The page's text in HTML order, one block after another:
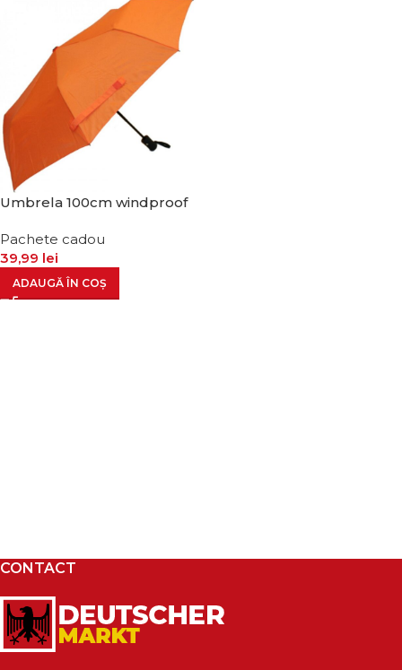
Umbrela 100cm windproof
Pachete cadou
39,99 lei
ADAUGĂ ÎN COȘ
CONTACT